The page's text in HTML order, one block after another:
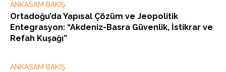
ANKASAM BAKIŞ
Ortadoğu’da Yapısal Çözüm ve Jeopolitik
Entegrasyon: “Akdeniz-Basra Güvenlik, İstikrar ve
Refah Kuşağı”
ANKASAM BAKIŞ